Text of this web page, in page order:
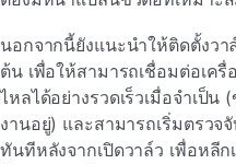
นอกจากนี้ยังแนะนําให้ติดตั้งวา
ต้น เพื่อให้สามารถเชื่อมต่อเครื่
ไหลได้อย่างรวดเร็วเมื่อจําเป็
งานอยู่) และสามารถเริ่มตรวจ
ทันทีหลังจากเปิดวาล์ว เพื่อหลีก